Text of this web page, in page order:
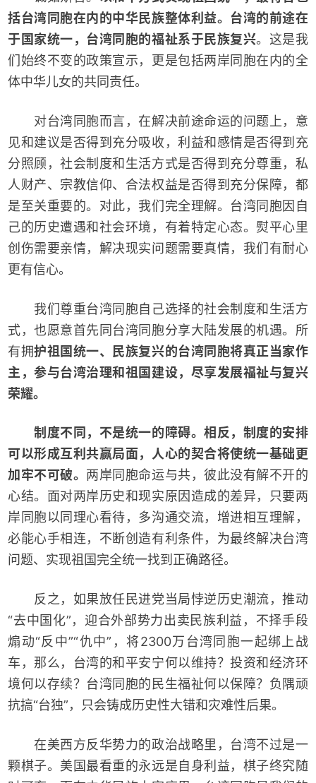
括台湾同胞在内的中华民族整体利益。台湾的前途在
于国家统一，台湾同胞的福祉系于民族复兴。这是我
们始终不变的政策宣示，更是包括两岸同胞在内的全
体中华儿女的共同责任。
对台湾同胞而言，在解决前途命运的问题上，意
见和建议是否得到充分吸收，利益和感情是否得到充
分照顾，社会制度和生活方式是否得到充分尊重，私
人财产、宗教信仰、合法权益是否得到充分保障，都
是至关重要的。对此，我们完全理解。台湾同胞因自
己的历史遭遇和社会环境，有着特定心态。熨平心里
创伤需要亲情，解决现实问题需要真情，我们有耐心
更有信心。
我们尊重台湾同胞自己选择的社会制度和生活方
式，也愿意首先同台湾同胞分享大陆发展的机遇。所
有拥护祖国统一、民族复兴的台湾同胞将真正当家作
主，参与台湾治理和祖国建设，尽享发展福祉与复兴
荣耀。
制度不同，不是统一的障碍。相反，制度的安排
可以形成互利共赢局面，人心的契合将使统一基础更
加牢不可破。 两岸同胞命运与共，彼此没有解不开的
心结。面对两岸历史和现实原因造成的差异，只要两
岸同胞以同理心看待，多沟通交流，增进相互理解，
必能心手相连，不断创造有利条件，为最终解决台湾
问题、实现祖国完全统一找到正确路径。
反之，如果放任民进党当局悖逆历史潮流，推动
“去中国化”，迎合外部势力出卖民族利益，不择手段
煽动“反中”“仇中”，将2300万台湾同胞一起绑上战
车，那么，台湾的和平安宁何以维持？投资和经济环
境何以存续？台湾同胞的民生福祉何以保障？负隅顽
抗搞“台独”，只会铸成历史性大错和灾难性后果。
在美西方反华势力的政治战略里，台湾不过是一
颗棋子。美国最看重的永远是自身利益，棋子终究随